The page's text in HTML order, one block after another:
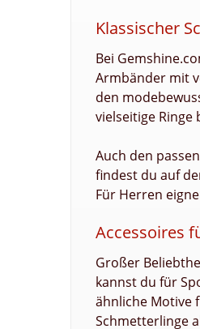
Klassischer
Bei
Armbänder mit
den
vielseitige
Auch den
findest du auf
Für Herren
Accessoires
Großer
kannst du für
ähnliche Motive
Schmetterlinge